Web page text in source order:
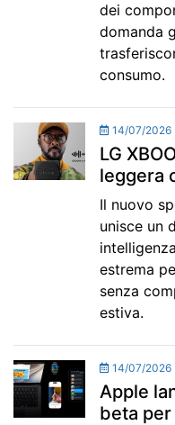
dei
domanda
consumo.
14/07/2026
LG
leggera
Il nuovo
unisce un
estrema
senza
estiva.
14/07/2026
Apple
beta per